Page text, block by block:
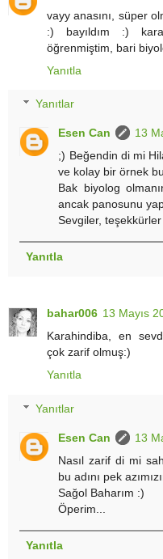
vayy anasını, süper
:) bayıldım :)
öğrenmiştim, bari
Yanıtla
Yanıtlar
Esen Can
13
;) Beğendin di mi
ve kolay bir örnek
Bak biyolog
ancak panosunu
Sevgiler,
Yanıtla
bahar006 13 Mayıs
Karahindiba, en
çok zarif olmuş:)
Yanıtla
Yanıtlar
Esen Can
13
Nasıl zarif di mi
bu adını pek
Sağol Baharım :)
Öperim...
Yanıtla